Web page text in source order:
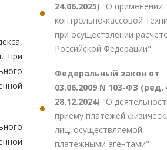
при
24.06.2025) "О применении
контрольно-кассовой
при осуществлении
Российской Федерации"
Федеральный закон от
03.06.2009 N 103-ФЗ (ред.
28.12.2024) "О
приему платежей
лиц, осуществляемой
платежными агентами"